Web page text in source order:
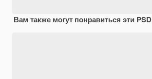
Вам также могут понравиться эти PSD